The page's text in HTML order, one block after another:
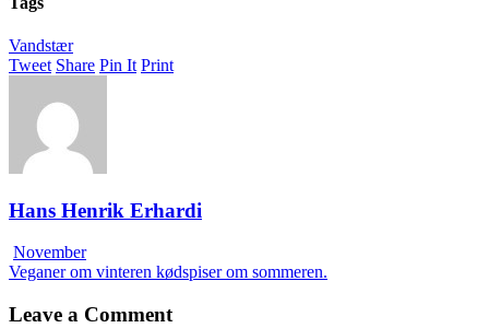
Vandstær
Tweet Share Pin It Print
Hans Henrik Erhardi
November
Veganer om vinteren kødspiser om sommeren.
Leave a Comment